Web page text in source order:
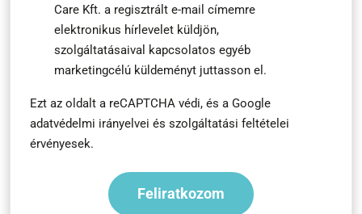
feliratkozás
Care Kft. a regisztrált e-mail címemre
elektronikus hírlevelet küldjön,
szolgáltatásaival kapcsolatos egyéb
marketingcélú küldeményt juttasson el.
Ezt az oldalt a reCAPTCHA védi, és a Google
adatvédelmi irányelvei és szolgáltatási feltételei
érvényesek.